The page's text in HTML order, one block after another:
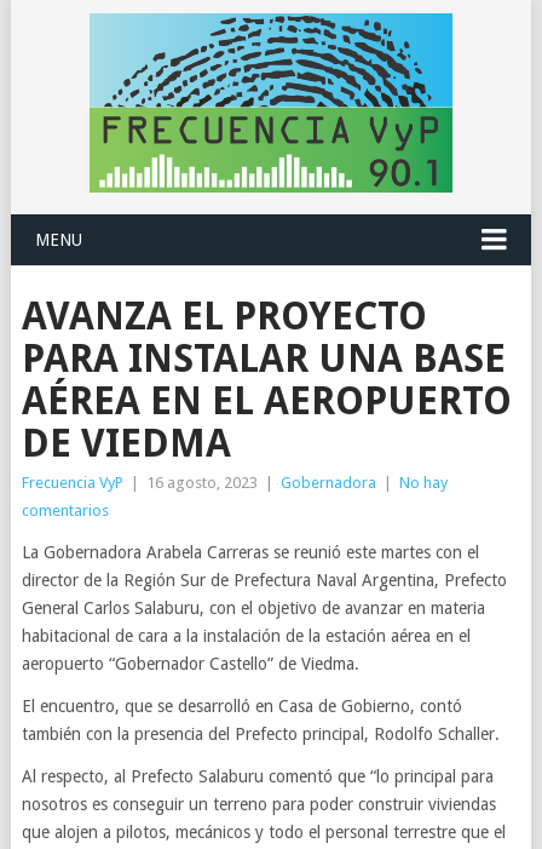
MENU
AVANZA EL PROYECTO
PARA INSTALAR UNA BASE
AÉREA EN EL AEROPUERTO
DE VIEDMA
Frecuencia VyP 16 agosto, 2023 Gobernadora
No hay
comentarios
La Gobernadora Arabela Carreras se reunió este martes con el
director de la Región Sur de Prefectura Naval Argentina, Prefecto
General Carlos Salaburu, con el objetivo de avanzar en materia
habitacional de cara a la instalación de la estación aérea en el
aeropuerto “Gobernador Castello” de Viedma.
El encuentro, que se desarrolló en Casa de Gobierno, contó
también con la presencia del Prefecto principal, Rodolfo Schaller.
Al respecto, al Prefecto Salaburu comentó que “lo principal para
nosotros es conseguir un terreno para poder construir viviendas
que alojen a pilotos, mecánicos y todo el personal terrestre que el